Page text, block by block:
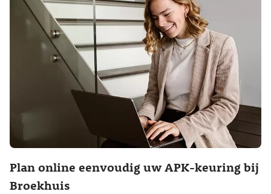
Plan online eenvoudig uw APK-keuring bij
Broekhuis